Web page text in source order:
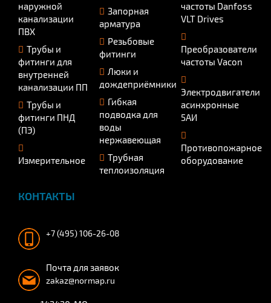
наружной
канализации
ПВХ
Трубы и
фитинги для
внутренней
канализации ПП
Трубы и
фитинги ПНД
(ПЭ)
Измерительное
Запорная
арматура
Резьбовые
фитинги
Люки и
дождеприёмники
Гибкая
подводка для
воды
нержавеющая
Трубная
теплоизоляция
частоты Danfoss
VLT Drives
Преобразователи
частоты Vacon
Электродвигатели
асинхронные
5АИ
Противопожарное
оборудование
КОНТАКТЫ
+7 (495) 106-26-08
Почта для заявок
zakaz@normap.ru